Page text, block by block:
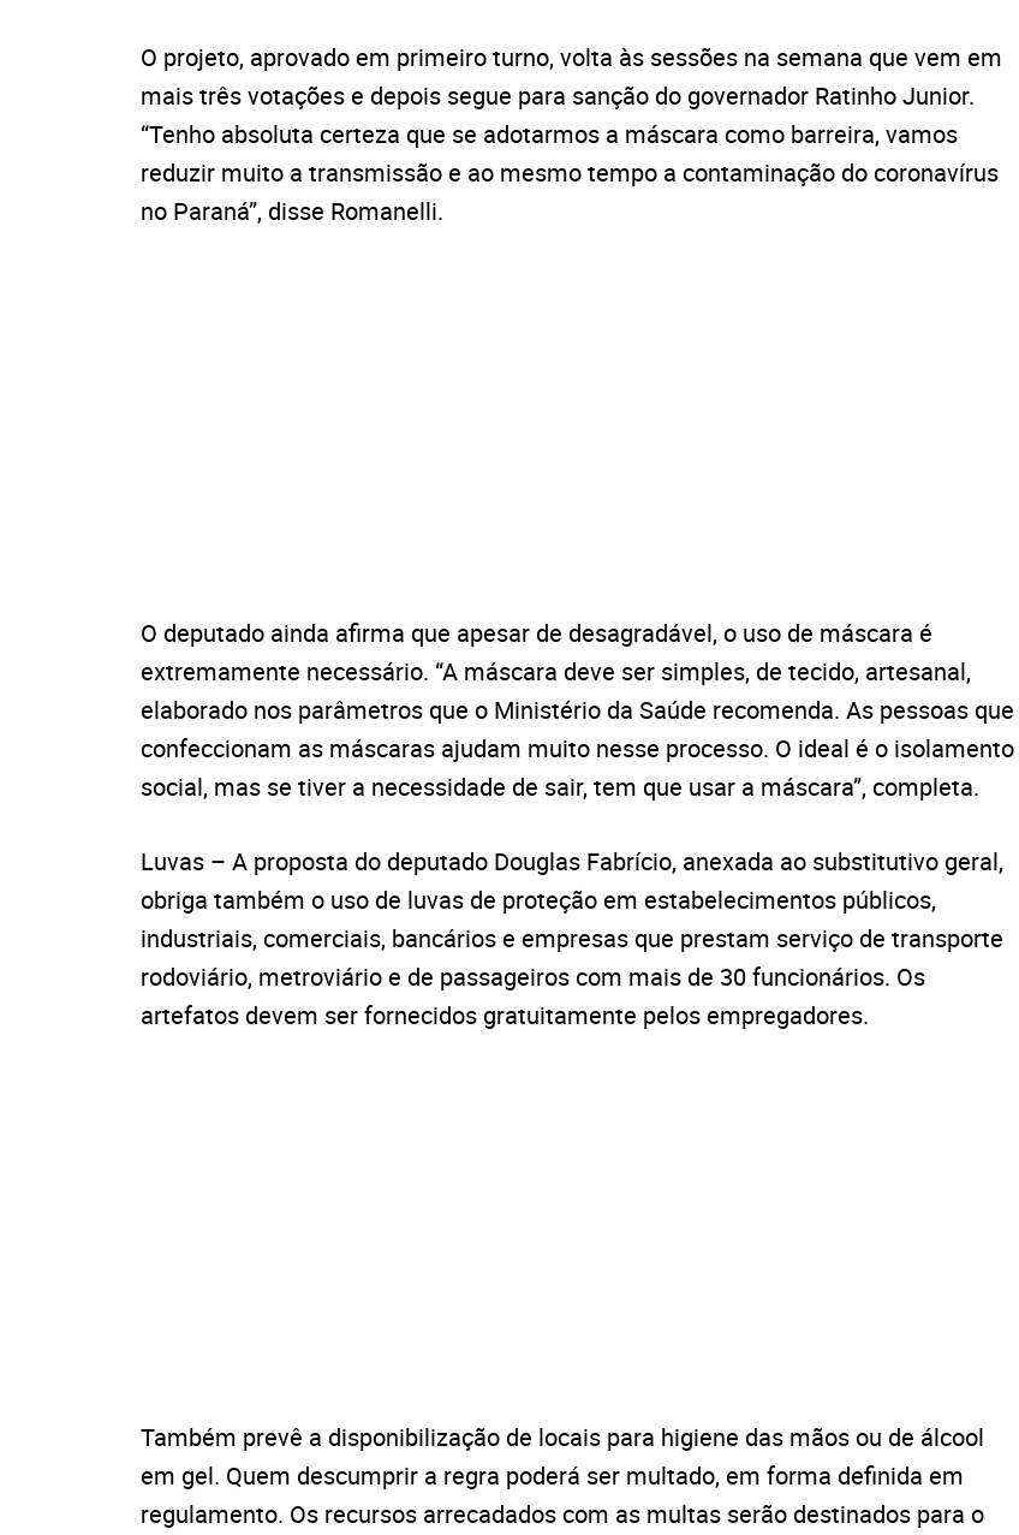
O projeto, aprovado em primeiro turno, volta às sessões na semana que vem em
mais três votações e depois segue para sanção do governador Ratinho Junior.
“Tenho absoluta certeza que se adotarmos a máscara como barreira, vamos
reduzir muito a transmissão e ao mesmo tempo a contaminação do coronavírus
no Paraná”, disse Romanelli.
O deputado ainda afirma que apesar de desagradável, o uso de máscara é
extremamente necessário. “A máscara deve ser simples, de tecido, artesanal,
elaborado nos parâmetros que o Ministério da Saúde recomenda. As pessoas que
confeccionam as máscaras ajudam muito nesse processo. O ideal é o isolamento
social, mas se tiver a necessidade de sair, tem que usar a máscara”, completa.
Luvas – A proposta do deputado Douglas Fabrício, anexada ao substitutivo geral,
obriga também o uso de luvas de proteção em estabelecimentos públicos,
industriais, comerciais, bancários e empresas que prestam serviço de transporte
rodoviário, metroviário e de passageiros com mais de 30 funcionários. Os
artefatos devem ser fornecidos gratuitamente pelos empregadores.
Também prevê a disponibilização de locais para higiene das mãos ou de álcool
em gel. Quem descumprir a regra poderá ser multado, em forma definida em
regulamento. Os recursos arrecadados com as multas serão destinados para o